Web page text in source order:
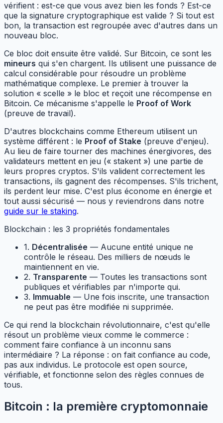
vérifient : est-ce que vous avez bien les fonds ? Est-ce
que la signature cryptographique est valide ? Si tout est
bon, la transaction est regroupée avec d'autres dans un
nouveau bloc.
Ce bloc doit ensuite être validé. Sur Bitcoin, ce sont les
mineurs qui s'en chargent. Ils utilisent une puissance de
calcul considérable pour résoudre un problème
mathématique complexe. Le premier à trouver la
solution « scelle » le bloc et reçoit une récompense en
Bitcoin. Ce mécanisme s'appelle le Proof of Work
(preuve de travail).
D'autres blockchains comme Ethereum utilisent un
système différent : le Proof of Stake (preuve d'enjeu).
Au lieu de faire tourner des machines énergivores, des
validateurs mettent en jeu (« stakent ») une partie de
leurs propres cryptos. S'ils valident correctement les
transactions, ils gagnent des récompenses. S'ils trichent,
ils perdent leur mise. C'est plus économe en énergie et
tout aussi sécurisé — nous y reviendrons dans notre
guide sur le staking.
Blockchain : les 3 propriétés fondamentales
1. Décentralisée — Aucune entité unique ne
contrôle le réseau. Des milliers de nœuds le
maintiennent en vie.
2. Transparente — Toutes les transactions sont
publiques et vérifiables par n'importe qui.
3. Immuable — Une fois inscrite, une transaction
ne peut pas être modifiée ni supprimée.
Ce qui rend la blockchain révolutionnaire, c'est qu'elle
résout un problème vieux comme le commerce :
comment faire confiance à un inconnu sans
intermédiaire ? La réponse : on fait confiance au code,
pas aux individus. Le protocole est open source,
vérifiable, et fonctionne selon des règles connues de
tous.
Bitcoin : la première cryptomonnaie